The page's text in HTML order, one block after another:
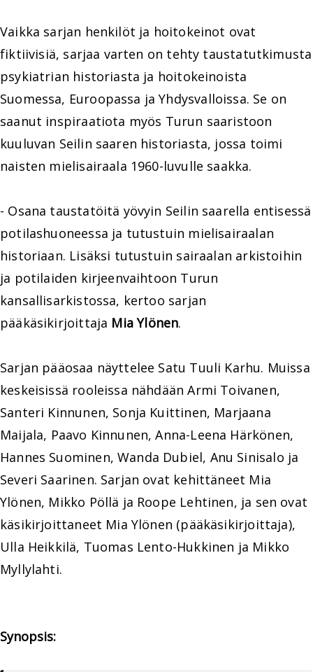
Vaikka sarjan henkilöt ja hoitokeinot ovat
fiktiivisiä, sarjaa varten on tehty taustatutkimusta
psykiatrian historiasta ja hoitokeinoista
Suomessa, Euroopassa ja Yhdysvalloissa. Se on
saanut inspiraatiota myös Turun saaristoon
kuuluvan Seilin saaren historiasta, jossa toimi
naisten mielisairaala 1960-luvulle saakka.
- Osana taustatöitä yövyin Seilin saarella entisessä
potilashuoneessa ja tutustuin mielisairaalan
historiaan. Lisäksi tutustuin sairaalan arkistoihin
ja potilaiden kirjeenvaihtoon Turun
kansallisarkistossa, kertoo sarjan
pääkäsikirjoittaja Mia Ylönen.
Sarjan pääosaa näyttelee Satu Tuuli Karhu. Muissa
keskeisissä rooleissa nähdään Armi Toivanen,
Santeri Kinnunen, Sonja Kuittinen, Marjaana
Maijala, Paavo Kinnunen, Anna-Leena Härkönen,
Hannes Suominen, Wanda Dubiel, Anu Sinisalo ja
Severi Saarinen. Sarjan ovat kehittäneet Mia
Ylönen, Mikko Pöllä ja Roope Lehtinen, ja sen ovat
käsikirjoittaneet Mia Ylönen (pääkäsikirjoittaja),
Ulla Heikkilä, Tuomas Lento-Hukkinen ja Mikko
Myllylahti.
Synopsis: